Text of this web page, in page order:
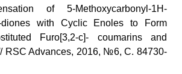
of 5-Methoxycarbonyl-1H-
diones with Cyclic Enoles to Form
Furo[3,2-c]- coumarins and
RSC Advances, 2016, №6, С. 84730-